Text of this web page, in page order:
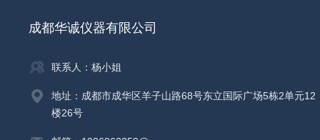
成都华诚仪器有限公司
联系人：杨小姐
地址：成都市成华区羊子山路68号东立国际广场5栋2单元12
楼26号